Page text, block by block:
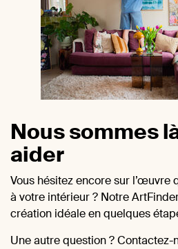
Nous sommes
aider
Vous hésitez encore sur l’œuvre
à votre intérieur ? Notre
création idéale en quelques
Une autre question ?